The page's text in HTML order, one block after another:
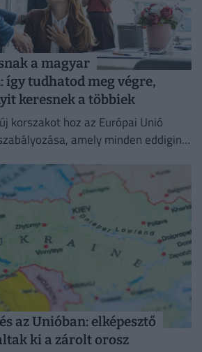
a magyar
így tudhatod meg végre,
keresnek a többiek
korszakot hoz az Európai Unió
amely minden eddiginél
az Unióban: elképesztő
ki a zárolt orosz